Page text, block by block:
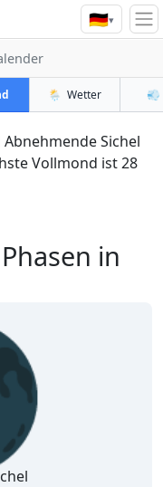
🇩🇪▾
🌦️ Wetter 💨
in
Sichel
Vollmond ist 28